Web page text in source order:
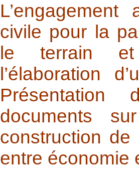
civile pour la
le terrain
l’élaboration
Présentation
documents
construction
entre économie